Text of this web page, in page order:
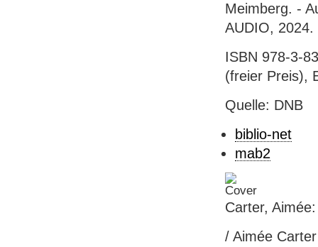
Meimberg. -
AUDIO, 2024.
ISBN 978-3-
(freier Preis),
Quelle: DNB
biblio-net
mab2
Carter,
/ Aimée